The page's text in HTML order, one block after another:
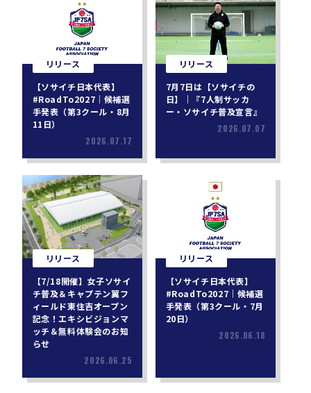
リリース
【ソサイチ日本代表】
#RoadTo2027｜候補選
手発表（第3クール・8月
11日）
2026.07.17
リリース
7月7日は【ソサイチの
日】｜『7人制サッカ
ー・ソサイチ普及宣言』
2026.07.07
リリース
【7/18開催】女子ソサイ
チ普及＆キャプテン翼フ
ィールド東住吉オープン
記念！エキシビジョンマ
ッチ＆無料体験会のお知
らせ
2026.06.25
リリース
【ソサイチ日本代表】
#RoadTo2027｜候補選
手発表（第3クール・7月
20日）
2026.06.18